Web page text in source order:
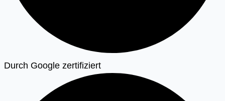
Durch Google zertifiziert